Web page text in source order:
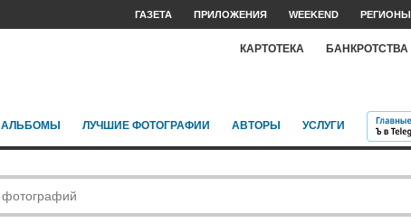
ГАЗЕТА ПРИЛОЖЕНИЯ WEEKEND РЕГИОНЫ
КАРТОТЕКА БАНКРОТСТВА
АЛЬБОМЫ ЛУЧШИЕ ФОТОГРАФИИ АВТОРЫ УСЛУГИ